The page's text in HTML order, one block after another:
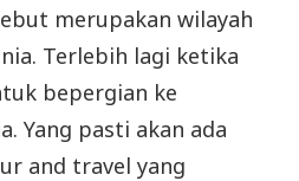
merupakan wilayah
Terlebih lagi ketika
bepergian ke
Yang pasti akan ada
and travel yang